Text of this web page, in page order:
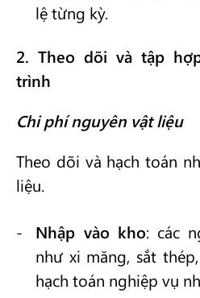
lệ từng kỳ.
2. Theo dõi và tập
trình
Chi phí nguyên vật liệu
Theo dõi và hạch toán
liệu.
Nhập vào kho: các
như xi măng, sắt
hạch toán nghiệp vụ